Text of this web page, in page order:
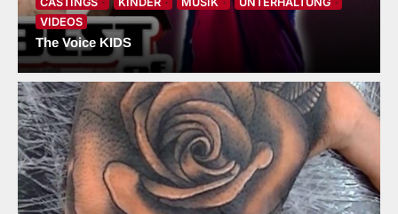
VIDEOS
The Voice KIDS